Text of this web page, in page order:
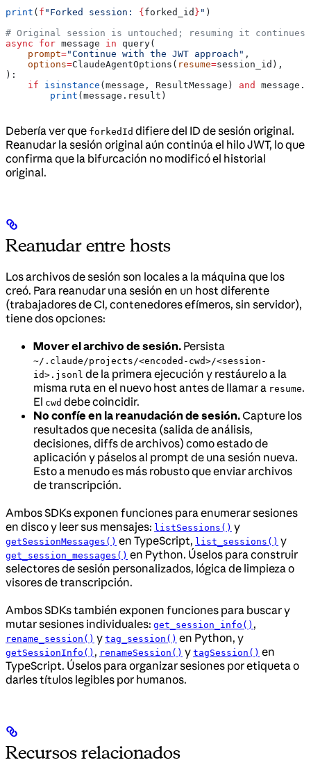
print ( f "Forked session: { forked_id } " )
# Original session is untouched; resuming it continues
async for message in query(
    prompt
="Continue with the JWT approach" ,
    options
=ClaudeAgentOptions( resume=session_id),
):
    if
isinstance (message, ResultMessage) and
        print
(message.result)
Debería ver que forkedId difiere del ID de sesión original.
Reanudar la sesión original aún continúa el hilo JWT, lo que
confirma que la bifurcación no modificó el historial
original.
Reanudar entre hosts
Los archivos de sesión son locales a la máquina que los
creó. Para reanudar una sesión en un host diferente
(trabajadores de CI, contenedores efímeros, sin servidor),
tiene dos opciones:
Mover el archivo de sesión. Persista
~/.claude/projects/<encoded-cwd>/<session-
id>.jsonl de la primera ejecución y restáurelo a la
misma ruta en el nuevo host antes de llamar a resume.
El cwd debe coincidir.
No confíe en la reanudación de sesión.Capture los
resultados que necesita (salida de análisis,
decisiones, diffs de archivos) como estado de
aplicación y páselos al prompt de una sesión nueva.
Esto a menudo es más robusto que enviar archivos
de transcripción.
Ambos SDKs exponen funciones para enumerar sesiones
en disco y leer sus mensajes: listSessions() y
getSessionMessages() en TypeScript, list_sessions() y
get_session_messages() en Python. Úselos para construir
selectores de sesión personalizados, lógica de limpieza o
visores de transcripción.
Ambos SDKs también exponen funciones para buscar y
mutar sesiones individuales: get_session_info() ,
rename_session() y tag_session() en Python, y
getSessionInfo() , renameSession() y tagSession() en
TypeScript. Úselos para organizar sesiones por etiqueta o
darles títulos legibles por humanos.
Recursos relacionados